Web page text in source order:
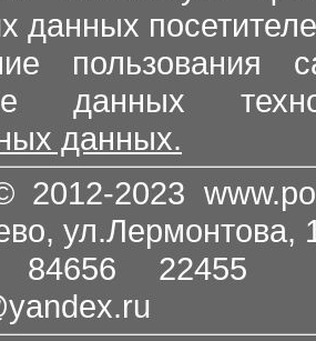
данных
пользования
данных
данных.
2012-2023
ул.Лермонтова,
84656